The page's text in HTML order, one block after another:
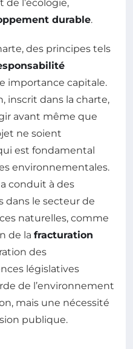
l’écologie,
durable.
des principes tels
importance capitale.
inscrit dans la charte,
avant même que
ne soient
est fondamental
environnementales.
conduit à des
le secteur de
naturelles, comme
de la fracturation
des
législatives
de l’environnement
mais une nécessité
publique.